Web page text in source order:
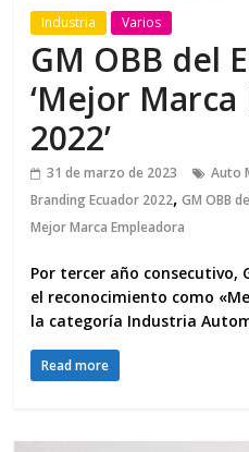
Industria Varios
GM OBB del
‘Mejor
2022’
31 de marzo de 2023 Auto
Branding Ecuador 2022,GM OBB
Mejor Marca Empleadora
Por tercer año consecutivo,
el reconocimiento como
la categoría Industria
Read more